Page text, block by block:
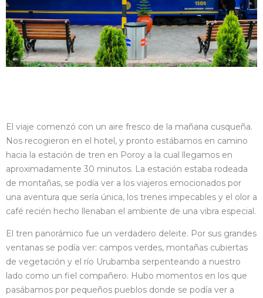
El viaje comenzó con un aire fresco de la mañana cusqueña.
Nos recogieron en el hotel, y pronto estábamos en camino
hacia la estación de tren en Poroy a la cual llegamos en
aproximadamente 30 minutos. La estación estaba rodeada
de montañas, se podía ver a los viajeros emocionados por
una aventura que sería única, los trenes impecables y el olor a
café recién hecho llenaban el ambiente de una vibra especial.
El tren panorámico fue un verdadero deleite. Por sus grandes
ventanas se podía ver: campos verdes, montañas cubiertas
de vegetación y el río Urubamba serpenteando a nuestro
lado como un fiel compañero. Hubo momentos en los que
pasábamos por pequeños pueblos donde se podía ver a